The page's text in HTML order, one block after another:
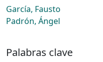
García, Fausto
Padrón, Ángel
Palabras clave